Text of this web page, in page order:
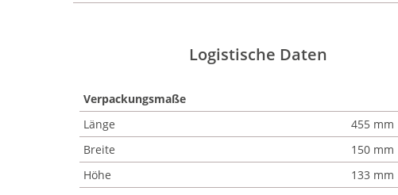
Logistische Daten
Verpackungsmaße
Länge
455 mm
Breite
150 mm
Höhe
133 mm